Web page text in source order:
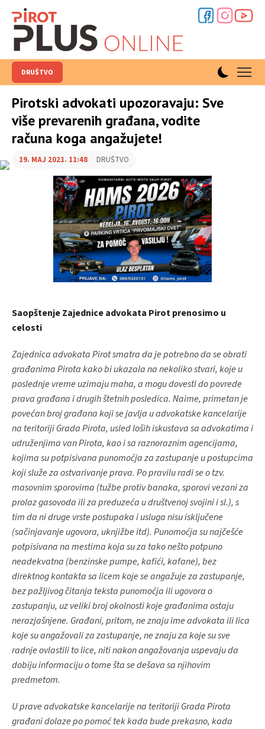
DRUŠTVO
Pirotski advokati upozoravaju: Sve
više prevarenih građana, vodite
računa koga angažujete!
19. MAJ 2021. 11:48 DRUŠTVO
Saopštenje Zajednice advokata Pirot prenosimo u
celosti
Zajednica advokata Pirot smatra da je potrebno da se obrati
građanima Pirota kako bi ukazala na nekoliko stvari, koje u
poslednje vreme uzimaju maha, a mogu dovesti do povrede
prava građana i drugih štetnih posledica. Naime, primetan je
povećan broj građana koji se javlja u advokatske kancelarije
na teritoriji Grada Pirota, usled loših iskustava sa advokatima i
udruženjima van Pirota, kao i sa raznoraznim agencijama,
kojima su potpisivana punomoćja za zastupanje u postupcima
koji služe za ostvarivanje prava. Po pravilu radi se o tzv.
masovnim sporovima (tužbe protiv banaka, sporovi vezani za
prolaz gasovoda ili za preduzeća u društvenoj svojini i sl.), s
tim da ni druge vrste postupaka i usluga nisu isključene
(sačinjavanje ugovora, uknjižbe itd). Punomoćja su najčešće
potpisivana na mestima koja su za tako nešto potpuno
neadekvatna (benzinske pumpe, kafići, kafane), bez
direktnog kontakta sa licem koje se angažuje za zastupanje,
bez pažljivog čitanja teksta punomoćja ili ugovora o
zastupanju, uz veliki broj okolnosti koje građanima ostaju
nerazjašnjene. Građani, pritom, ne znaju ime advokata ili lica
koje su angažovali za zastupanje, ne znaju za koje su sve
radnje ovlastili to lice, niti nakon angažovanja uspevaju da
dobiju informaciju o tome šta se dešava sa njihovim
predmetom.
U prave advokatske kancelarije na teritoriji Grada Pirota
građani dolaze po pomoć tek kada bude prekasno, kada